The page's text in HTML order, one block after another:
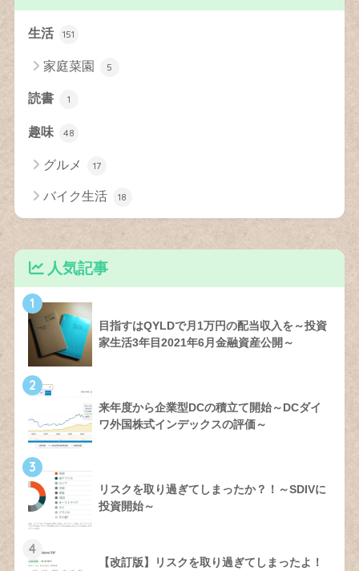
生活 151
家庭菜園 5
読書 1
趣味 48
グルメ 17
バイク生活 18
人気記事
1
目指すはQYLDで月1万円の配当収入を～投資
家生活3年目2021年6月金融資産公開～
2
来年度から企業型DCの積立て開始～DCダイ
ワ外国株式インデックスの評価～
3
リスクを取り過ぎてしまったか？！～SDIVに
投資開始～
4
【改訂版】リスクを取り過ぎてしまったよ！